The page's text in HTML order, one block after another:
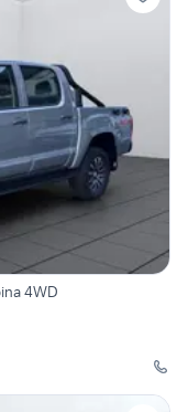
4WD